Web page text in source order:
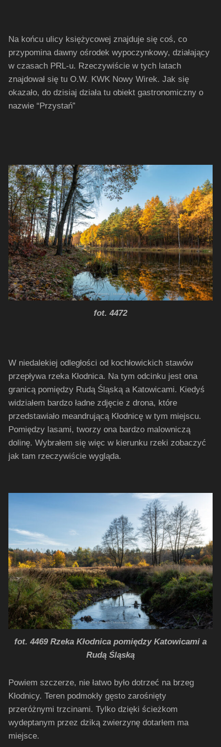
Na końcu ulicy księżycowej znajduje się coś, co
przypomina dawny ośrodek wypoczynkowy, działający
w czasach PRL-u. Rzeczywiście w tych latach
znajdował się tu O.W. KWK Nowy Wirek. Jak się
okazało, do dzisiaj działa tu obiekt gastronomiczny o
nazwie “Przystań”
fot. 4472
W niedalekiej odległości od kochłowickich stawów
przepływa rzeka Kłodnica. Na tym odcinku jest ona
granicą pomiędzy Rudą Śląską a Katowicami. Kiedyś
widziałem bardzo ładne zdjęcie z drona, które
przedstawiało meandrującą Kłodnicę w tym miejscu.
Pomiędzy lasami, tworzy ona bardzo malowniczą
dolinę. Wybrałem się więc w kierunku rzeki zobaczyć
jak tam rzeczywiście wygląda.
fot. 4469 Rzeka Kłodnica pomiędzy Katowicami a
Rudą Śląską
Powiem szczerze, nie łatwo było dotrzeć na brzeg
Kłodnicy. Teren podmokły gęsto zarośnięty
przeróżnymi trzcinami. Tylko dzięki ścieżkom
wydeptanym przez dziką zwierzynę dotarłem ma
miejsce.